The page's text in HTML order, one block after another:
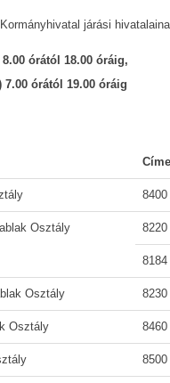
járási
órától 18.00 óráig,
órától 19.00 óráig
Címe
Osztály
Osztály
Osztály